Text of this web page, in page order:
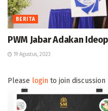
BERITA
PWM Jabar Adakan
19 Agustus, 2023
Please login to join discussion